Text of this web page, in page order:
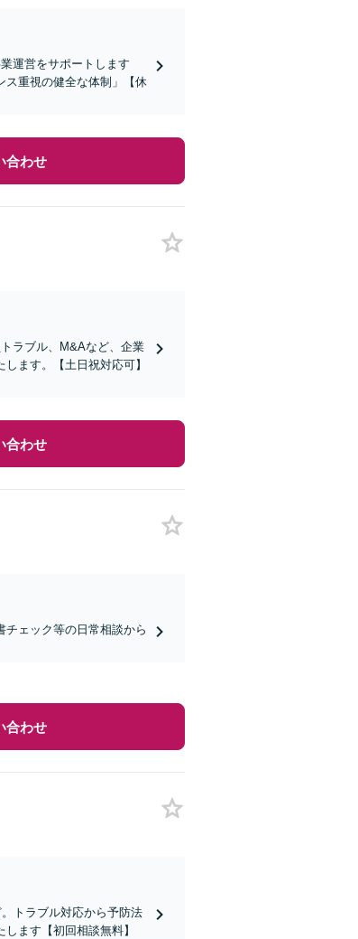
運営をサポートします
ス重視の健全な体制」【休
合わせ
ラブル、M&Aなど、企業
ます。【土日祝対応可】
合わせ
チェック等の日常相談から
合わせ
トラブル対応から予防法
ます【初回相談無料】